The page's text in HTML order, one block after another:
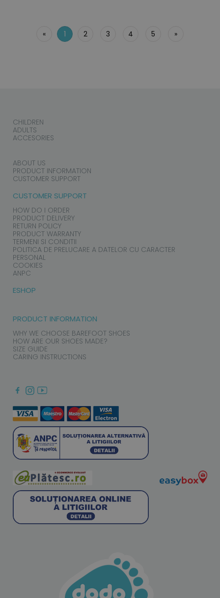
« 1 2 3 4 5 »
CHILDREN
ADULTS
ACCESORIES
ABOUT US
PRODUCT INFORMATION
CUSTOMER SUPPORT
CUSTOMER SUPPORT
HOW DO I ORDER
PRODUCT DELIVERY
RETURN POLICY
PRODUCT WARRANTY
TERMENI SI CONDITII
POLITICA DE PRELUCARE A DATELOR CU CARACTER
PERSONAL
COOKIES
ANPC
ESHOP
PRODUCT INFORMATION
WHY WE CHOOSE BAREFOOT SHOES
HOW ARE OUR SHOES MADE?
SIZE GUIDE
CARING INSTRUCTIONS